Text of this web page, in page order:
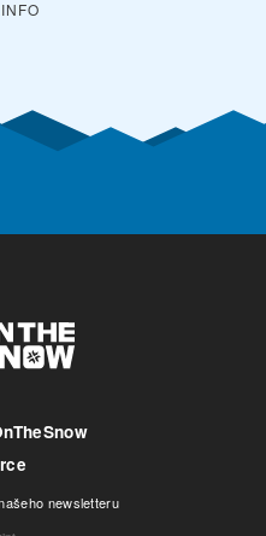
newsletteru